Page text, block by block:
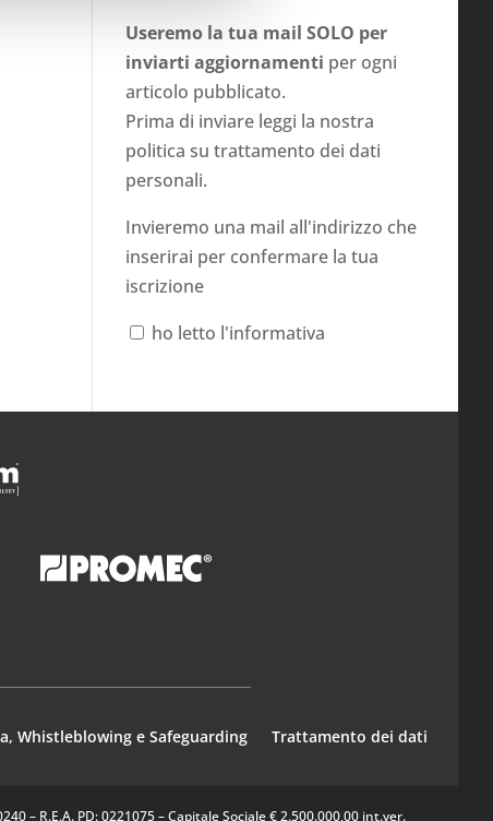
Useremo la tua mail SOLO per
inviarti aggiornamenti per ogni
articolo pubblicato.
Prima di inviare leggi la nostra
politica su trattamento dei dati
personali.
Invieremo una mail all'indirizzo che
inserirai per confermare la tua
iscrizione
ho letto l'informativa
Whistleblowing e Safeguarding Trattamento dei dati
– R.E.A. PD: 0221075 – Capitale Sociale € 2.500.000,00 int.ver.